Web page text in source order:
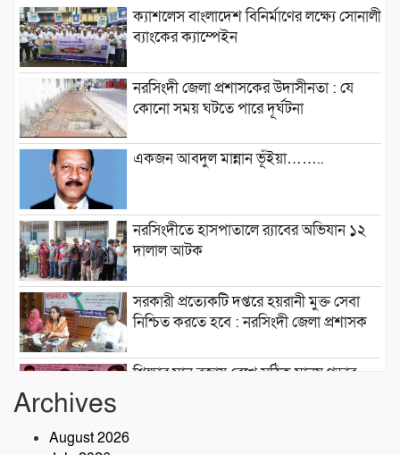
ক্যাশলেস বাংলাদেশ বিনির্মাণের লক্ষ্যে সোনালী
ব্যাংকের ক্যাম্পেইন
নরসিংদী জেলা প্রশাসকের উদাসীনতা : যে
কোনো সময় ঘটতে পারে দূর্ঘটনা
একজন আবদুল মান্নান ভূঁইয়া……..
নরসিংদীতে হাসপাতালে র‍্যাবের অভিযান ১২
দালাল আটক
সরকারী প্রত্যেকটি দপ্তরে হয়রানী মুক্ত সেবা
নিশ্চিত করতে হবে : নরসিংদী জেলা প্রশাসক
শিক্ষার মান বজায় রেখে সঠিক মানুষ গড়ার
Archives
August 2026